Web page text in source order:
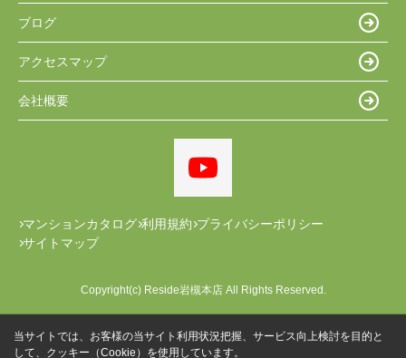
ブログ
アクセスマップ
会社概要
マンションカタログ 利用規約 プライバシーポリシー
サイトマップ
Copyright(c) Reside岩槻本店 All Rights Reserved.
当サイトでは、お客様の当サイト利用状況把握、サービス向上検討を目的と
して、クッキー（Cookie）を使用しています。